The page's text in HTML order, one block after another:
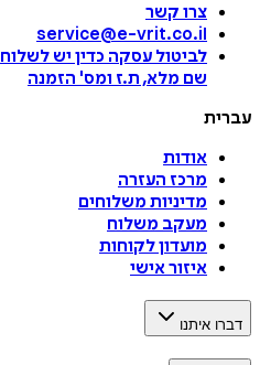
צרו קשר
service@e-vrit.co.il
לביטול עסקה כדין יש לשלוח
שם מלא, ת.ז ומס' הזמנה
עברית
אודות
מרכז העזרה
מדיניות משלוחים
מעקב משלוח
מועדון לקוחות
איזור אישי
דברו איתנו